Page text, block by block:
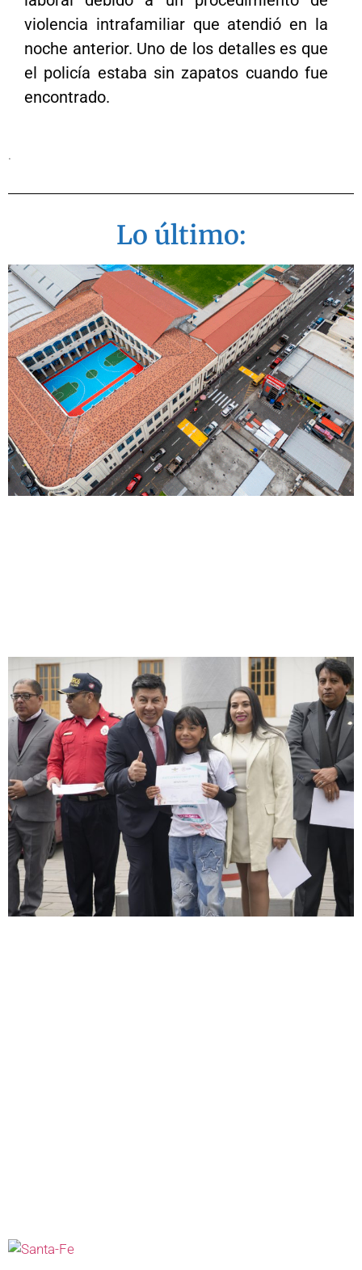
violencia intrafamiliar que atendió en la
noche anterior. Uno de los detalles es que
el policía estaba sin zapatos cuando fue
encontrado.
.
Lo último: